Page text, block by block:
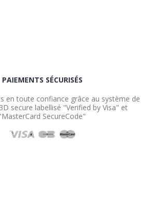
PAIEMENTS SÉCURISÉS
en toute confiance grâce au système de
secure labellisé "Verified by Visa" et
SecureCode"